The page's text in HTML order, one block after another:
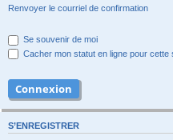
Renvoyer le courriel de confirmation
Se souvenir de moi
Cacher mon statut en ligne pour cette
S’ENREGISTRER